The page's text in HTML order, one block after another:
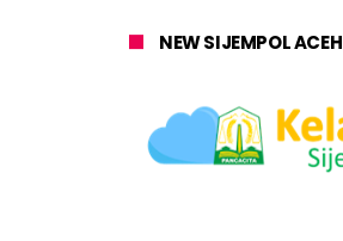
NEW SIJEMPOL ACEH